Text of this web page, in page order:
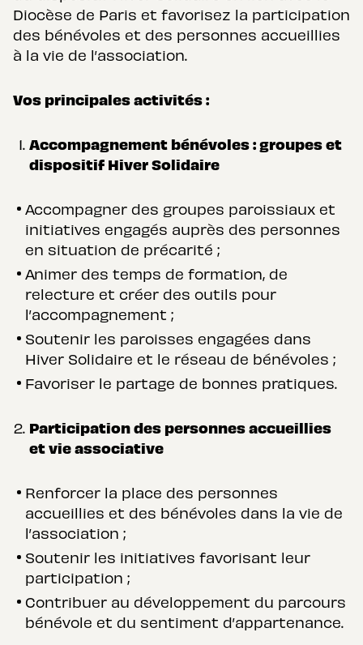
Diocèse de Paris et favorisez la participation
des bénévoles et des personnes accueillies
à la vie de l’association.
Vos principales activités :
Accompagnement bénévoles : groupes et
dispositif Hiver Solidaire
Accompagner des groupes paroissiaux et
initiatives engagés auprès des personnes
en situation de précarité ;
Animer des temps de formation, de
relecture et créer des outils pour
l’accompagnement ;
Soutenir les paroisses engagées dans
Hiver Solidaire et le réseau de bénévoles ;
Favoriser le partage de bonnes pratiques.
Participation des personnes accueillies
et vie associative
Renforcer la place des personnes
accueillies et des bénévoles dans la vie de
l’association ;
Soutenir les initiatives favorisant leur
participation ;
Contribuer au développement du parcours
bénévole et du sentiment d’appartenance.